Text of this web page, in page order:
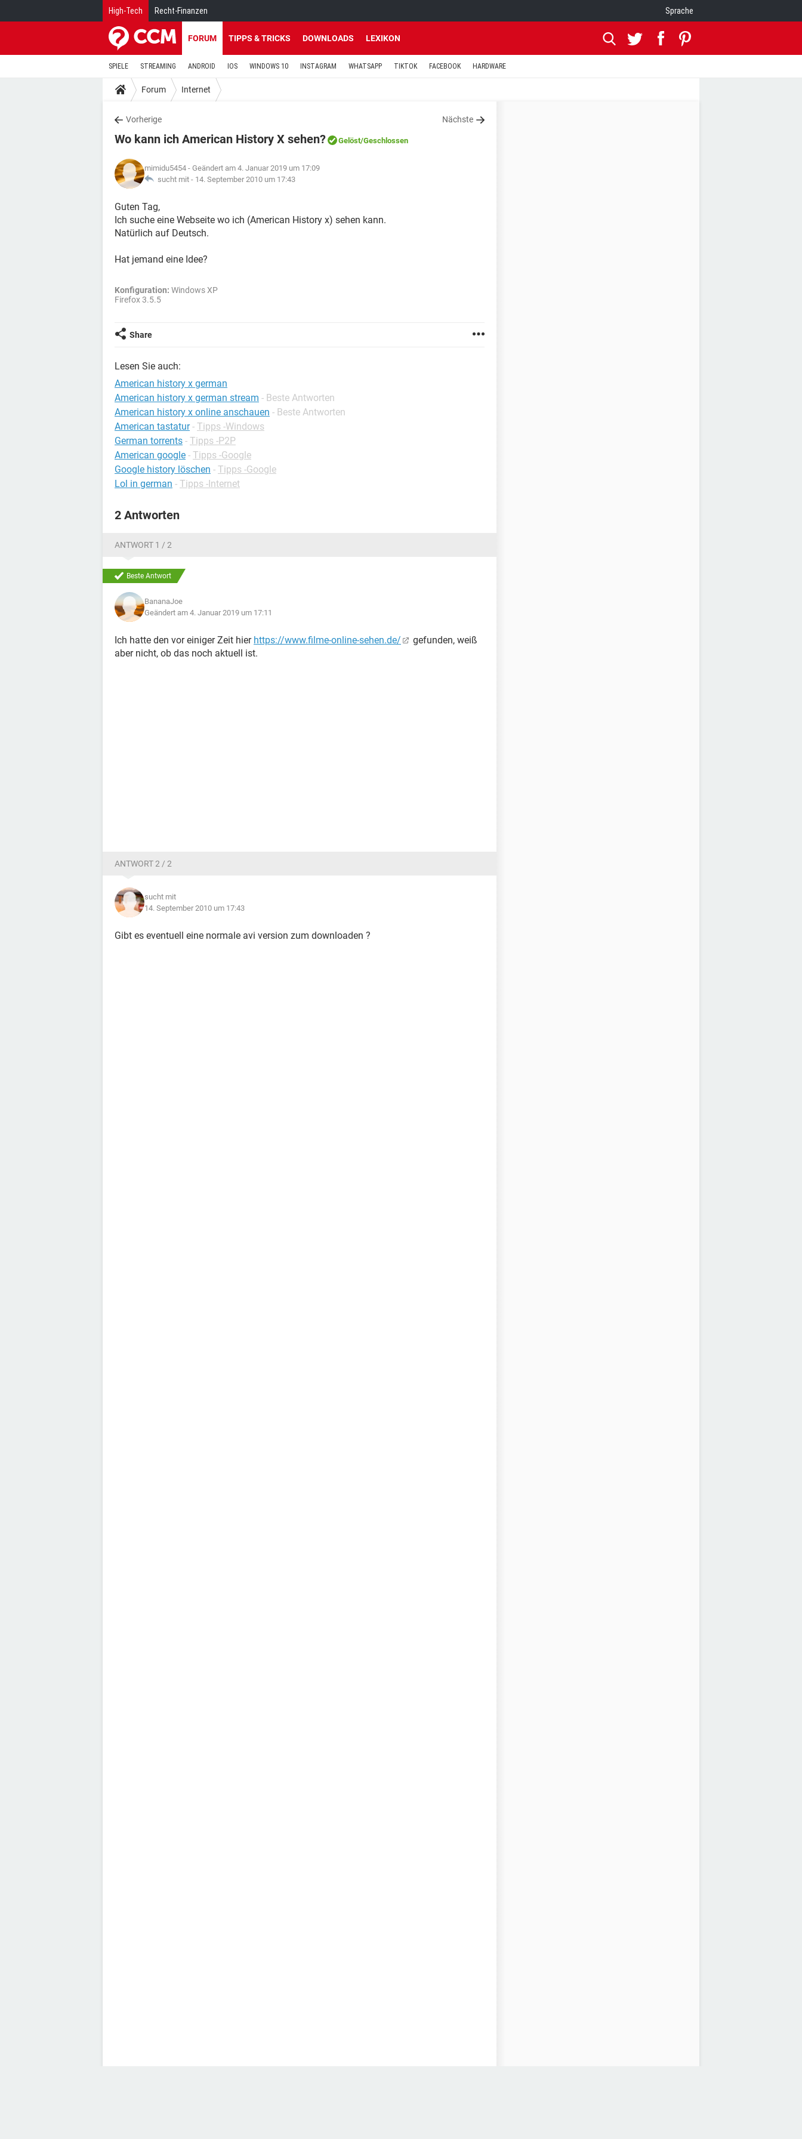
High-Tech Recht-Finanzen Sprache
FORUM TIPPS & TRICKS DOWNLOADS LEXIKON
SPIELE STREAMING ANDROID IOS WINDOWS 10 INSTAGRAM WHATSAPP TIKTOK FACEBOOK HARDWARE
Forum Internet
Vorherige Nächste
Wo kann ich American History X sehen? Gelöst/Geschlossen
mimidu5454 - Geändert am 4. Januar 2019 um 17:09
sucht mit - 14. September 2010 um 17:43
Guten Tag,
Ich suche eine Webseite wo ich (American History x) sehen kann.
Natürlich auf Deutsch.
Hat jemand eine Idee?
Konfiguration: Windows XP
Firefox 3.5.5
Share
Lesen Sie auch:
American history x german
American history x german stream - Beste Antworten
American history x online anschauen - Beste Antworten
American tastatur - Tipps -Windows
German torrents - Tipps -P2P
American google - Tipps -Google
Google history löschen - Tipps -Google
Lol in german - Tipps -Internet
2 Antworten
ANTWORT 1 / 2
Beste Antwort
BananaJoe
Geändert am 4. Januar 2019 um 17:11
Ich hatte den vor einiger Zeit hier https://www.filme-online-sehen.de/
gefunden, weiß
aber nicht, ob das noch aktuell ist.
ANTWORT 2 / 2
sucht mit
14. September 2010 um 17:43
Gibt es eventuell eine normale avi version zum downloaden ?